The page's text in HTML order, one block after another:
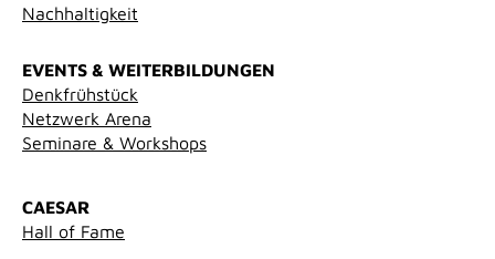
Nachhaltigkeit
EVENTS & WEITERBILDUNGEN
Denkfrühstück
Netzwerk Arena
Seminare & Workshops
CAESAR
Hall of Fame